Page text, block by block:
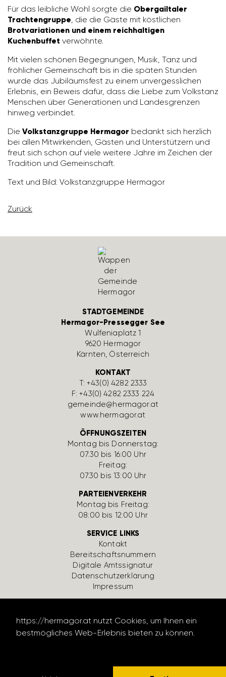
https://hermagor.at nutzt Cookies, um Ihnen ein
bestmögliches Web-Erlebnis bieten zu können.
Für das leib­liche Wohl sorgte die Obergailtaler
Trachtengruppe, die die Gäste mit köst­li­chen
Brotvariationen und einem reichhaltigen
Kuchenbuffet verwöhnte.
Mit vielen schönen Begeg­nungen, Musik, Tanz und
fröh­li­cher Gemein­schaft bis in die späten Stunden
wurde das Jubi­lä­ums­fest zu einem unver­gess­li­chen
Erlebnis, ein Beweis dafür, dass die Liebe zum Volks­tanz
Menschen über Gene­ra­tionen und Landes­grenzen
hinweg verbindet.
Die Volkstanzgruppe Hermagor bedankt sich herz­lich
bei allen Mitwir­kenden, Gästen und Unter­stüt­zern und
freut sich schon auf viele weitere Jahre im Zeichen der
Tradi­tion und Gemein­schaft.
Text und Bild: Volks­tanz­gruppe Hermagor
Zurück
STADTGEMEINDE
Hermagor-Pressegger See
Wulfe­nia­platz 1
9620 Hermagor
Kärnten, Öster­reich
KONTAKT
T:+43(0) 4282 2333
F: +43(0) 4282 2333 224
gemeinde@hermagor.at
www.hermagor.at
ÖFFNUNGSZEITEN
Montag bis Donnerstag:
07:30 bis 16:00 Uhr
Freitag:
07:30 bis 13:00 Uhr
PARTEIENVERKEHR
Montag bis Freitag:
08:00 bis 12:00 Uhr
SERVICE LINKS
Kontakt
Bereit­schafts­num­mern
Digi­tale Amts­si­gnatur
Daten­schutz­er­klä­rung
Impressum